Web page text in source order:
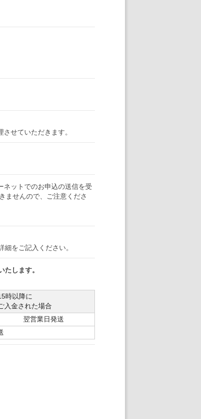
せていただきます。
ネットでのお申込の送信を受
ませんので、ご注意くださ
をご記入ください。
します。
時以降に
入金された場合
翌営業日発送